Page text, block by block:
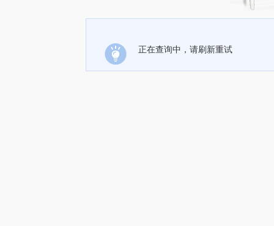
正在查询中，请刷新重试